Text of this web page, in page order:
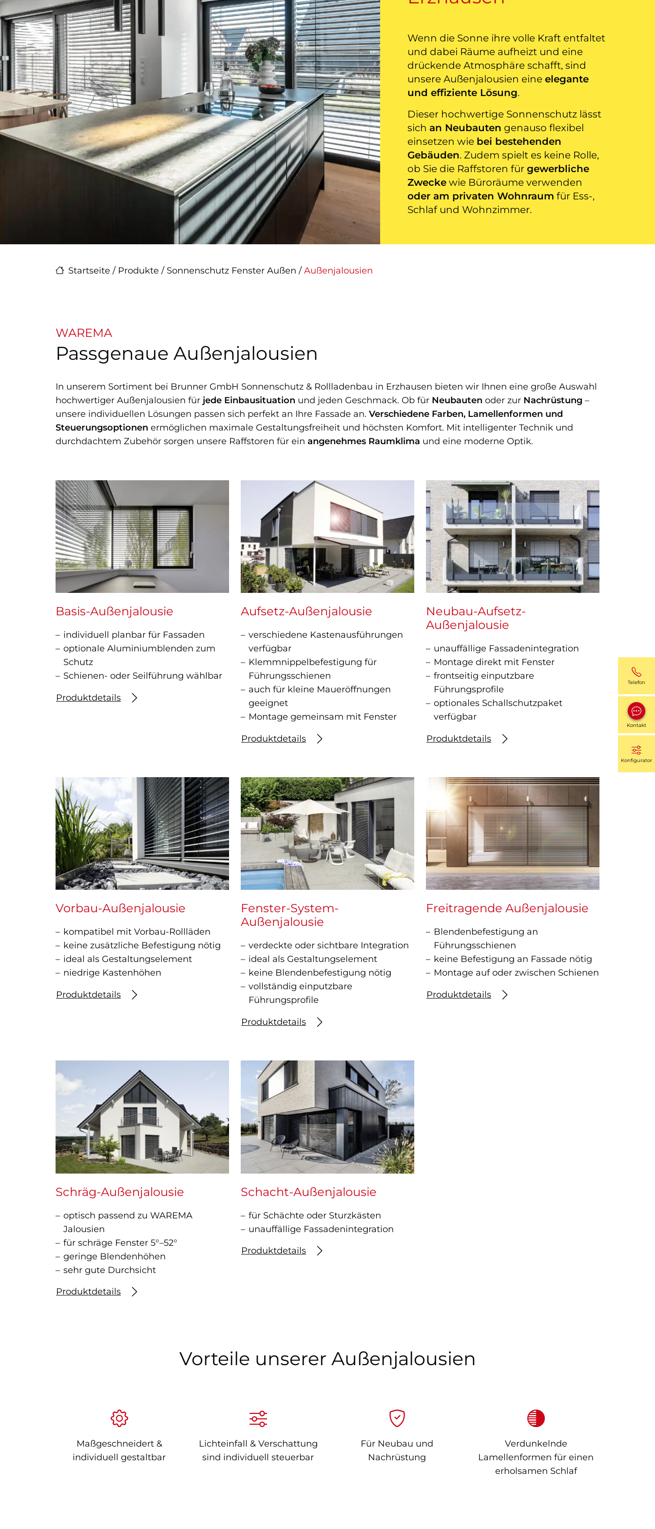
Startseite / Produkte / Sonnenschutz Fenster Außen / Außenjalousien
Wenn die Sonne ihre volle Kraft entfaltet
und dabei Räume aufheizt und eine
drückende Atmosphäre schafft, sind
unsere Außenjalousien eine elegante
und effiziente Lösung.
Dieser hochwertige Sonnenschutz lässt
sich an Neubauten genauso flexibel
einsetzen wie bei bestehenden
Gebäuden. Zudem spielt es keine Rolle,
ob Sie die Raffstoren für gewerbliche
Zweckewie Büroräume verwenden
oder am privaten Wohnraum für Ess-,
Schlaf und Wohnzimmer.
WAREMA
Passgenaue Außenjalousien
In unserem Sortiment bei Brunner GmbH Sonnenschutz & Rollladenbau in Erzhausen bieten wir Ihnen eine große Auswahl
hochwertiger Außenjalousien für jede Einbausituation und jeden Geschmack. Ob für Neubauten oder zur Nachrüstung –
unsere individuellen Lösungen passen sich perfekt an Ihre Fassade an. Verschiedene Farben, Lamellenformen und
Steuerungsoptionen ermöglichen maximale Gestaltungsfreiheit und höchsten Komfort. Mit intelligenter Technik und
durchdachtem Zubehör sorgen unsere Raffstoren für ein angenehmes Raumklima und eine moderne Optik.
Basis-Außenjalousie
individuell planbar für Fassaden
optionale Aluminiumblenden zum
Schutz
Schienen- oder Seilführung wählbar
Produktdetails
Aufsetz-Außenjalousie
verschiedene Kastenausführungen
verfügbar
Klemmnippelbefestigung für
Führungsschienen
auch für kleine Maueröffnungen
geeignet
Montage gemeinsam mit Fenster
Produktdetails
Neubau-Aufsetz-
Außenjalousie
unauffällige Fassadenintegration
Montage direkt mit Fenster
frontseitig einputzbare
Führungsprofile
optionales Schallschutzpaket
verfügbar
Produktdetails
Vorbau-Außenjalousie
kompatibel mit Vorbau-Rollläden
keine zusätzliche Befestigung nötig
ideal als Gestaltungselement
niedrige Kastenhöhen
Produktdetails
Fenster-System-
Außenjalousie
verdeckte oder sichtbare Integration
ideal als Gestaltungselement
keine Blendenbefestigung nötig
vollständig einputzbare
Führungsprofile
Produktdetails
Freitragende Außenjalousie
Blendenbefestigung an
Führungsschienen
keine Befestigung an Fassade nötig
Montage auf oder zwischen Schienen
Produktdetails
Schräg-Außenjalousie
optisch passend zu WAREMA
Jalousien
für schräge Fenster 5°–52°
geringe Blendenhöhen
sehr gute Durchsicht
Produktdetails
Schacht-Außenjalousie
für Schächte oder Sturzkästen
unauffällige Fassadenintegration
Produktdetails
Vorteile unserer Außenjalousien
Maßgeschneidert &
individuell gestaltbar
Lichteinfall & Verschattung
sind individuell steuerbar
Für Neubau und
Nachrüstung
Verdunkelnde
Lamellenformen für einen
erholsamen Schlaf
Telefon
Kontakt
Konfigurator